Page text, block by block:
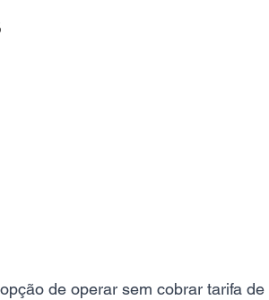
de operar sem cobrar tarifa